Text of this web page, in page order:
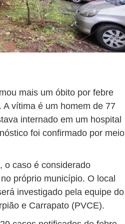
mais um óbito por febre
vítima é um homem de 77
internado em um hospital
foi confirmado por meio
o caso é considerado
próprio município. O local
investigado pela equipe do
e Carrapato (PVCE).